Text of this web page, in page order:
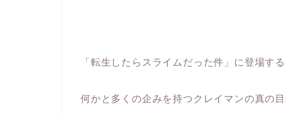
「転生したらスライムだった件」に登場する
何かと多くの企みを持つクレイマンの真の